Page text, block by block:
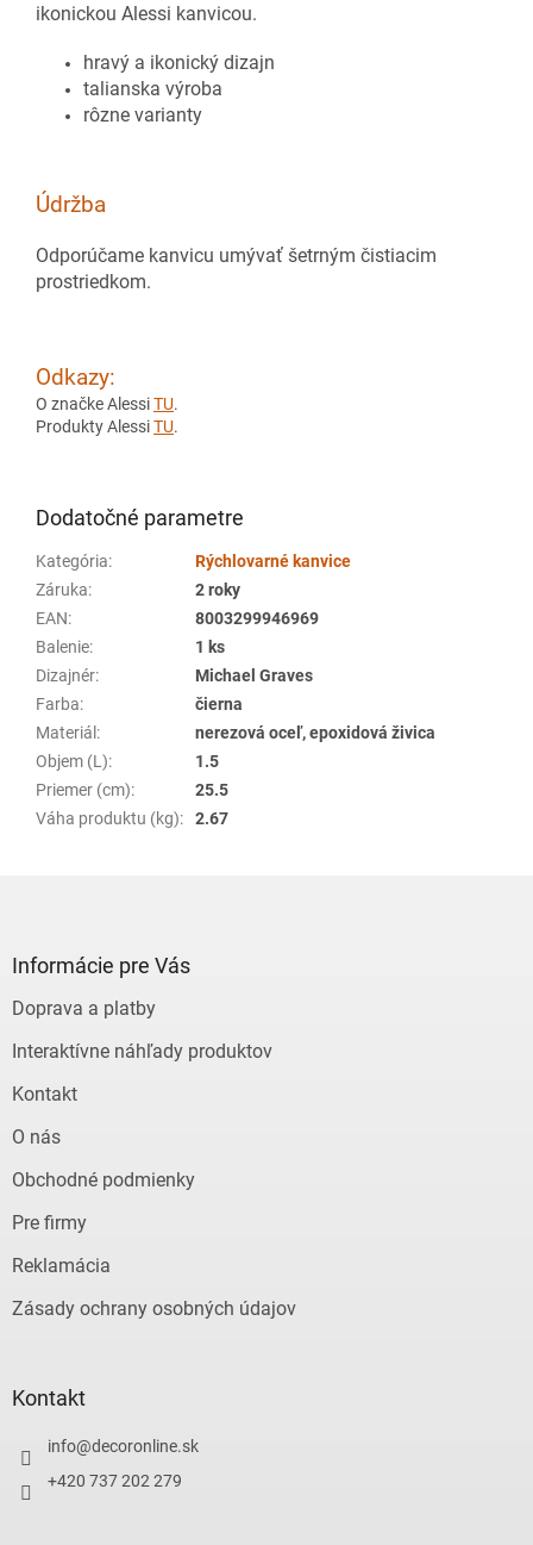
ikonickou Alessi kanvicou.
hravý a ikonický dizajn
talianska výroba
rôzne varianty
Údržba
Odporúčame kanvicu umývať šetrným čistiacim
prostriedkom.
Odkazy:
O značke AlessiTU.
Produkty AlessiTU.
Dodatočné parametre
Kategória:
Rýchlovarné kanvice
Záruka:
2 roky
EAN:
8003299946969
Balenie:
1 ks
Dizajnér:
Michael Graves
Farba:
čierna
Materiál :
nerezová oceľ, epoxidová živica
Objem (L):
1.5
Priemer (cm):
25.5
Váha produktu (kg): 2.67
Informácie pre Vás
Doprava a platby
Interaktívne náhľady produktov
Kontakt
O nás
Obchodné podmienky
Pre firmy
Reklamácia
Zásady ochrany osobných údajov
Kontakt
info@decoronline.sk
+420 737 202 279